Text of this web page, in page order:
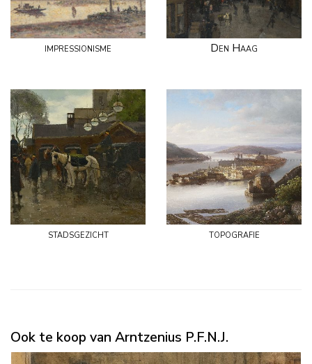
impressionisme Den Haag
stadsgezicht topografie
Ook te koop van Arntzenius P.F.N.J.